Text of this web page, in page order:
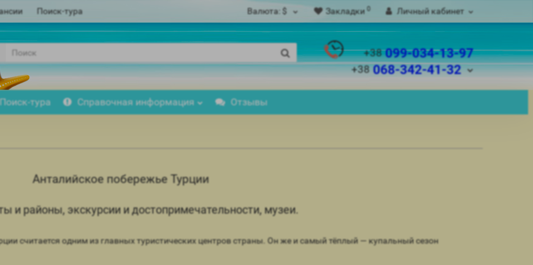
Поиск-тура Валюта: $ Закладки 0 Личный кабинет
+38099-034-13-97
+38068-342-41-32
Поиск-тура Справочная информация Отзывы
Анталийское побережье Турции
и районы, экскурсии и достопримечательности, музеи.
считается одним из главных туристических центров страны. Он же и самый тёплый — купальный сезон